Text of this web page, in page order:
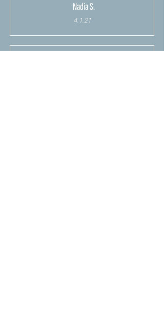
Nadia S.
4.1.21